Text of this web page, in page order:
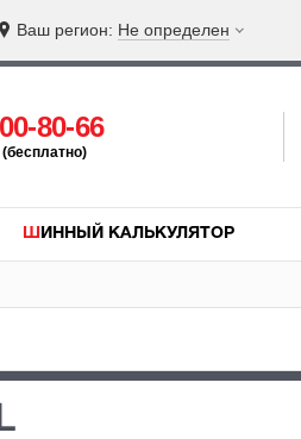
Ваш регион: Не определен
80-66
ШИННЫЙ КАЛЬКУЛЯТОР